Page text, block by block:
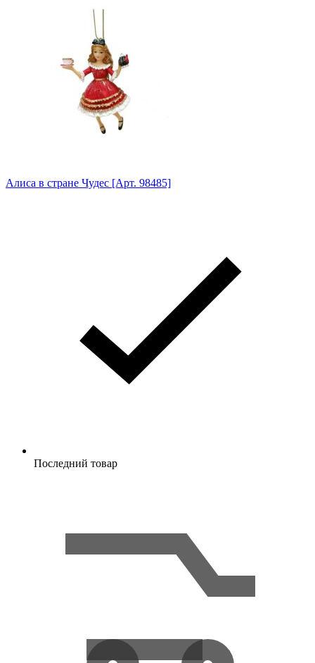
Алиса в стране Чудес [Арт. 98485]
Последний товар